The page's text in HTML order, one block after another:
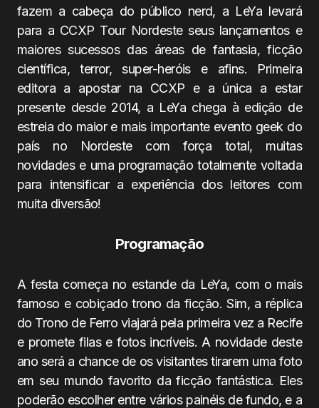
fazem a cabeça do público nerd, a LeYa levará
para a CCXP Tour Nordeste seus lançamentos e
maiores sucessos das áreas de fantasia, ficção
científica, terror, super-heróis e afins. Primeira
editora a apostar na CCXP e a única a estar
presente desde 2014, a LeYa chega à edição de
estreia do maior e mais importante evento geek do
país no Nordeste com força total, muitas
novidades e uma programação totalmente voltada
para intensificar a experiência dos leitores com
muita diversão!
Programação
A festa começa no estande da LeYa, com o mais
famoso e cobiçado trono da ficção. Sim, a réplica
do Trono de Ferro viajará pela primeira vez a Recife
e promete filas e fotos incríveis. A novidade deste
ano será a chance de os visitantes tirarem uma foto
em seu mundo favorito da ficção fantástica. Eles
poderão escolher entre vários painéis de fundo, e a